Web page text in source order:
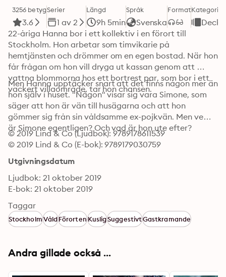
3256 betyg
3.6
Serier
1 av 2
Längd
9h 5min
Språk
Svenska
FormatKategori
22-åriga Hanna bor i ett kollektiv i en förort till
Stockholm. Hon arbetar som timvikarie på
hemtjänsten och drömmer om en egen bostad. När hon
får frågan om hon vill dryga ut kassan genom att
vattna blommorna hos ett bortrest par, som bor i ett
vackert villaområde, tar hon chansen.
Men Hanna upptäcker snart att det finns någon mer än
hon själv i huset. "Någon" visar sig vara Simone, som
säger att hon är vän till husägarna och att hon
gömmer sig från sin våldsamme ex-pojkvän. Men vem
är Simone egentligen? Och vad är hon ute efter?
© 2019 Lind & Co (Ljudbok): 9789178611539
© 2019 Lind & Co (E-bok): 9789179030759
Utgivningsdatum
Ljudbok: 21 oktober 2019
E-bok: 21 oktober 2019
Taggar
StockholmVåldFörortenKusligSuggestivtGastkramande
Andra gillade också ...